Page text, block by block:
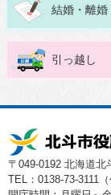
結婚・離婚
引っ越し
〒049-0192 北海道北
TEL：0138-73-3111（